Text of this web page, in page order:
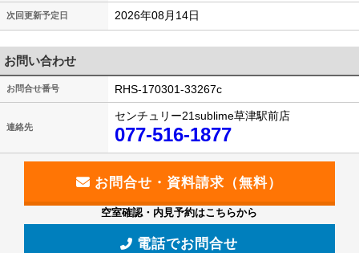
次回更新予定日 2026年08月14日
お問い合わせ
お問合せ番号 RHS-170301-33267c
連絡先
センチュリー21sublime草津駅前店
077-516-1877
空室確認・内見予約はこちらから
電話でお問合せ